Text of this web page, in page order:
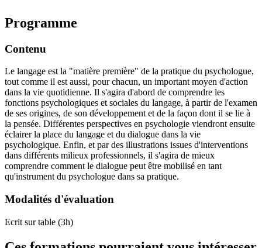
Programme
Contenu
Le langage est la "matière première" de la pratique du psychologue,
tout comme il est aussi, pour chacun, un important moyen d'action
dans la vie quotidienne. Il s'agira d'abord de comprendre les
fonctions psychologiques et sociales du langage, à partir de l'examen
de ses origines, de son développement et de la façon dont il se lie à
la pensée. Différentes perspectives en psychologie viendront ensuite
éclairer la place du langage et du dialogue dans la vie
psychologique. Enfin, et par des illustrations issues d'interventions
dans différents milieux professionnels, il s'agira de mieux
comprendre comment le dialogue peut être mobilisé en tant
qu'instrument du psychologue dans sa pratique.
Modalités d'évaluation
Ecrit sur table (3h)